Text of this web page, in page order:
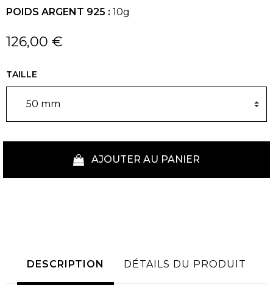
POIDS ARGENT 925 : 10g
126,00 €
TAILLE
AJOUTER AU PANIER
DESCRIPTION DÉTAILS DU PRODUIT